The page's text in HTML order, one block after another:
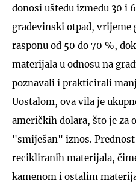
donosi uštedu između 30 i
građevinski otpad, vrijeme
rasponu od 50 do 70 %,
materijala u odnosu na
poznavali i prakticirali
Uostalom, ova vila je
američkih dolara, što je za
"smiješan" iznos.
recikliranih materijala,
kamenom i ostalim